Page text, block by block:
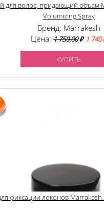
для волос, придающий объем
Volumizing Spray
Бренд: Marrakesh
Цена:1 750.00₽ 1 740
КУПИТЬ
фиксации локонов Marrakesh